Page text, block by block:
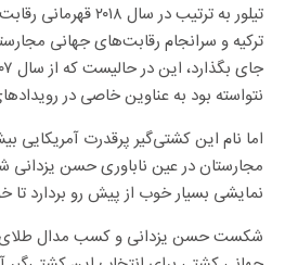
تیلور به ترتیب
ترکیه و سرانجام رقابت‌های جهانی
نتواسته بود به عناوین خاصی در
اما نام این کشتی‌گیر پرقدرت
مجارستان در عین ناباوری حسن یزدانی
نمایشی بسیار خوب از پیش رو بردارد
شکست حسن یزدانی و کسب مدال طلای